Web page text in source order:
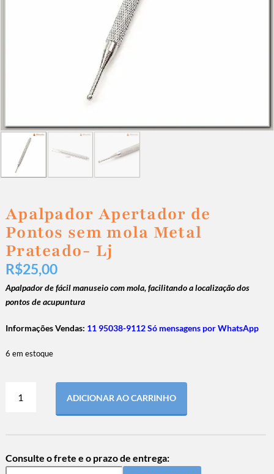
Apalpador Apertador de
Pontos sem mola Metal
Prateado- Lj
R$25,00
Apalpador de fácil manuseio com mola, facilitando a localização dos
pontos de acupuntura
Informações Vendas: 11 95038-9112 Só mensagens por WhatsApp
6 em estoque
ADICIONAR AO CARRINHO
Consulte o frete e o prazo de entrega: